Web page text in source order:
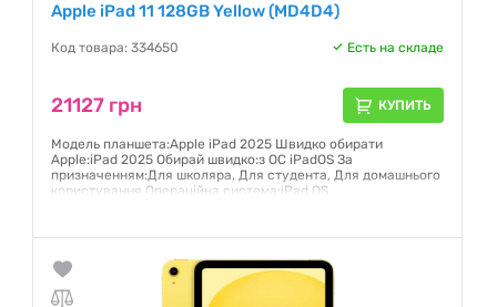
Apple iPad 11 128GB Yellow (MD4D4)
Код товара: 334650 Есть на складе
21127 грн КУПИТЬ
Модель планшета:Apple iPad 2025 Швидко обирати
Apple:iPad 2025 Обирай швидко:з ОС iPadOS За
призначенням:Для школяра, Для студента, Для домашнього
користування Операційна система:iPad OS